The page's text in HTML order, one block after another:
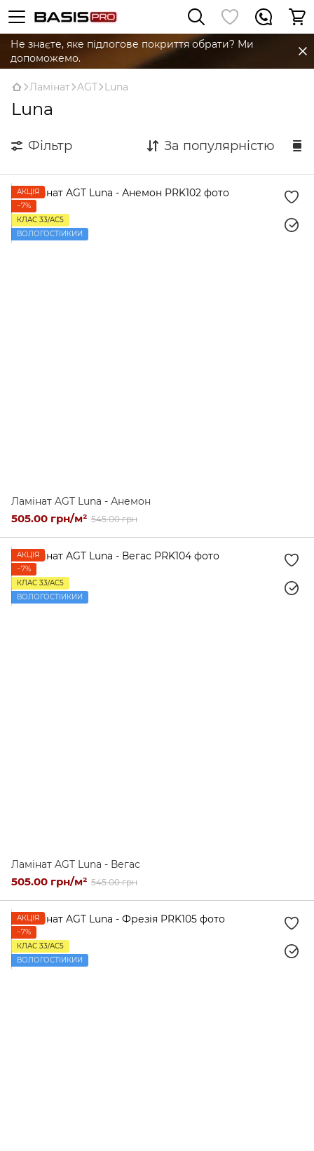
Не знаєте, яке підлогове покриття обрати? Ми
допоможемо.
Ламінат AGT Luna
Luna
Фільтр За популярністю
АКЦІЯ
−7%
КЛАС 33/AC5
ВОЛОГОСТІЙКИЙ
Ламінат AGT Luna - Анемон
505.00 грн/м² 545.00 грн
АКЦІЯ
−7%
КЛАС 33/AC5
ВОЛОГОСТІЙКИЙ
Ламінат AGT Luna - Вегас
505.00 грн/м² 545.00 грн
АКЦІЯ
−7%
КЛАС 33/AC5
ВОЛОГОСТІЙКИЙ